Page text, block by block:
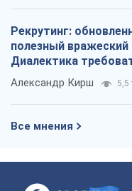
Рекрутинг:
полезный
Диалектика
Александр Кирш 5,5
Все мнения